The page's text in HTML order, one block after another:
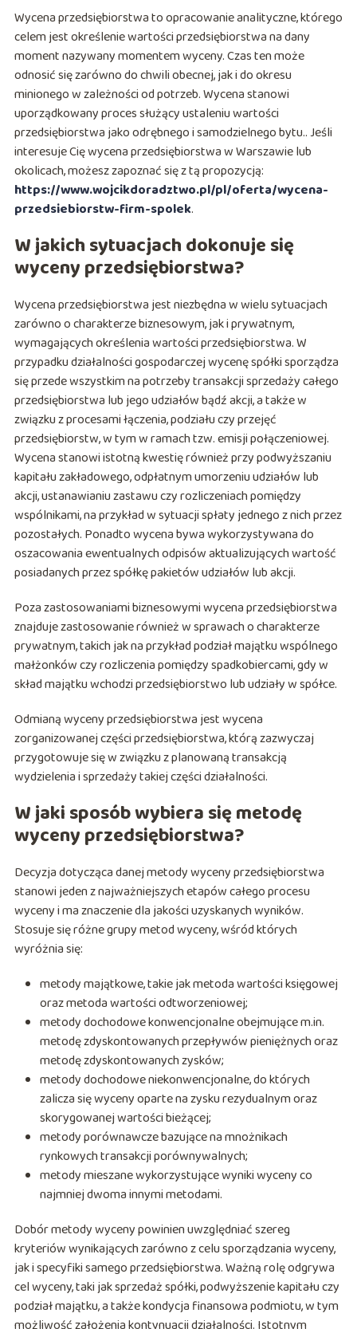
Wycena przedsiębiorstwa to opracowanie analityczne, którego
celem jest określenie wartości przedsiębiorstwa na dany
moment nazywany momentem wyceny. Czas ten może
odnosić się zarówno do chwili obecnej, jak i do okresu
minionego w zależności od potrzeb. Wycena stanowi
uporządkowany proces służący ustaleniu wartości
przedsiębiorstwa jako odrębnego i samodzielnego bytu.. Jeśli
interesuje Cię wycena przedsiębiorstwa w Warszawie lub
okolicach, możesz zapoznać się z tą propozycją:
https://www.wojcikdoradztwo.pl/pl/oferta/wycena-
przedsiebiorstw-firm-spolek.
W jakich sytuacjach dokonuje się
wyceny przedsiębiorstwa?
Wycena przedsiębiorstwa jest niezbędna w wielu sytuacjach
zarówno o charakterze biznesowym, jak i prywatnym,
wymagających określenia wartości przedsiębiorstwa. W
przypadku działalności gospodarczej wycenę spółki sporządza
się przede wszystkim na potrzeby transakcji sprzedaży całego
przedsiębiorstwa lub jego udziałów bądź akcji, a także w
związku z procesami łączenia, podziału czy przejęć
przedsiębiorstw, w tym w ramach tzw. emisji połączeniowej.
Wycena stanowi istotną kwestię również przy podwyższaniu
kapitału zakładowego, odpłatnym umorzeniu udziałów lub
akcji, ustanawianiu zastawu czy rozliczeniach pomiędzy
wspólnikami, na przykład w sytuacji spłaty jednego z nich przez
pozostałych. Ponadto wycena bywa wykorzystywana do
oszacowania ewentualnych odpisów aktualizujących wartość
posiadanych przez spółkę pakietów udziałów lub akcji.
Poza zastosowaniami biznesowymi wycena przedsiębiorstwa
znajduje zastosowanie również w sprawach o charakterze
prywatnym, takich jak na przykład podział majątku wspólnego
małżonków czy rozliczenia pomiędzy spadkobiercami, gdy w
skład majątku wchodzi przedsiębiorstwo lub udziały w spółce.
Odmianą wyceny przedsiębiorstwa jest wycena
zorganizowanej części przedsiębiorstwa, którą zazwyczaj
przygotowuje się w związku z planowaną transakcją
wydzielenia i sprzedaży takiej części działalności.
W jaki sposób wybiera się metodę
wyceny przedsiębiorstwa?
Decyzja dotycząca danej metody wyceny przedsiębiorstwa
stanowi jeden z najważniejszych etapów całego procesu
wyceny i ma znaczenie dla jakości uzyskanych wyników.
Stosuje się różne grupy metod wyceny, wśród których
wyróżnia się:
metody majątkowe, takie jak metoda wartości księgowej
oraz metoda wartości odtworzeniowej;
metody dochodowe konwencjonalne obejmujące m.in.
metodę zdyskontowanych przepływów pieniężnych oraz
metodę zdyskontowanych zysków;
metody dochodowe niekonwencjonalne, do których
zalicza się wyceny oparte na zysku rezydualnym oraz
skorygowanej wartości bieżącej;
metody porównawcze bazujące na mnożnikach
rynkowych transakcji porównywalnych;
metody mieszane wykorzystujące wyniki wyceny co
najmniej dwoma innymi metodami.
Dobór metody wyceny powinien uwzględniać szereg
kryteriów wynikających zarówno z celu sporządzania wyceny,
jak i specyfiki samego przedsiębiorstwa. Ważną rolę odgrywa
cel wyceny, taki jak sprzedaż spółki, podwyższenie kapitału czy
podział majątku, a także kondycja finansowa podmiotu, w tym